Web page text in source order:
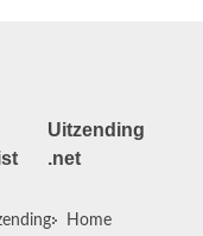
Uitzending
.net
Home